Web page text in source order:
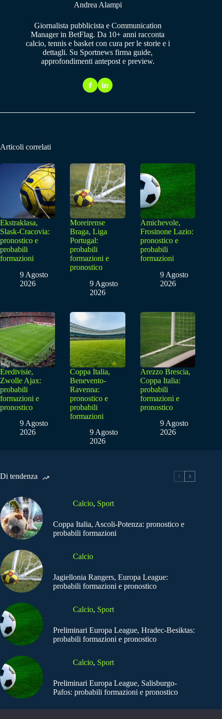
Andrea Alampi
Giornalista pubblicista e Communication
Manager in BetFlag. Da 10+ anni racconta
calcio, tennis e basket con cura per le storie e i
dettagli. Su Sportnews firma guide,
approfondimenti antepost e preview.
Articoli correlati
Ekstraklasa,
Slask-Cracovia:
pronostico e
probabili
formazioni
9 Agosto
2026
Moreirense
Braga, Liga
Portugal:
probabili
formazioni e
pronostico
9 Agosto
2026
Amichevole,
Frosinone Lazio:
pronostico e
probabili
formazioni
9 Agosto
2026
Eredivisie,
Zwolle Ajax:
probabili
formazioni e
pronostico
9 Agosto
2026
Coppa Italia,
Benevento-
Ravenna:
pronostico e
probabili
formazioni
9 Agosto
2026
Arezzo Brescia,
Coppa Italia:
probabili
formazioni e
pronostico
9 Agosto
2026
Di tendenza
Calcio, Sport
Coppa Italia, Ascoli-Potenza: pronostico e
probabili formazioni
Calcio
Jagiellonia Rangers, Europa League:
probabili formazioni e pronostico
Calcio, Sport
Preliminari Europa League, Hradec-Besiktas:
probabili formazioni e pronostico
Calcio, Sport
Preliminari Europa League, Salisburgo-
Pafos: probabili formazioni e pronostico